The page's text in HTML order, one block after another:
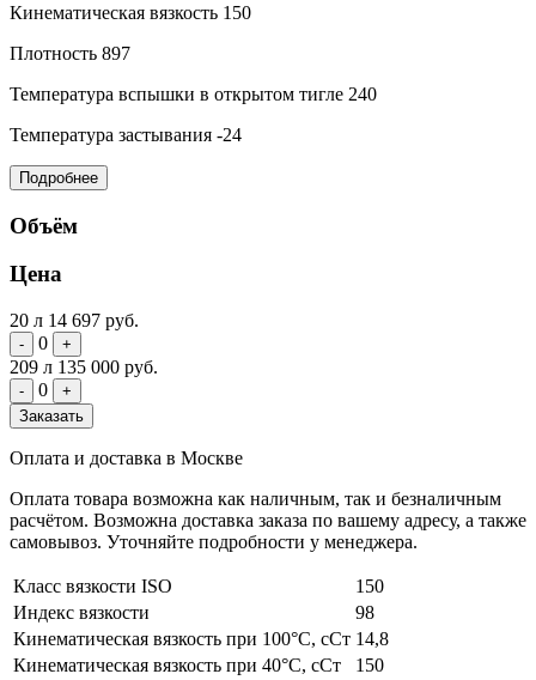
Кинематическая вязкость 150
Плотность 897
Температура вспышки в открытом тигле 240
Температура застывания -24
Подробнее
Объём
Цена
20 л 14 697 руб.
- 0 +
209 л 135 000 руб.
- 0
+
Заказать
Оплата и доставка в Москве
Оплата товара возможна как наличным, так и безналичным
расчётом. Возможна доставка заказа по вашему адресу, а также
самовывоз. Уточняйте подробности у менеджера.
Класс вязкости ISO
150
Индекс вязкости
98
Кинематическая вязкость при 100°C, сСт 14,8
Кинематическая вязкость при 40°C, сСт
150